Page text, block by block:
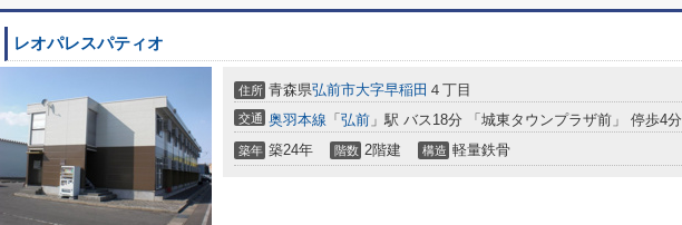
レオパレスパティオ
住所 青森県弘前市大字早稲田 ４丁目
交通 奥羽本線 「 弘前 」駅 バス18分 「城東タウンプラザ前」 停歩4分
築年 築24年 階数 2階建 構造 軽量鉄骨